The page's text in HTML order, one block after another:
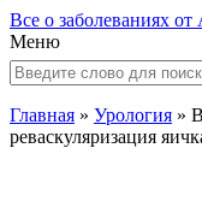
Все о заболеваниях
Меню
Главная » Урология »
реваскуляризация